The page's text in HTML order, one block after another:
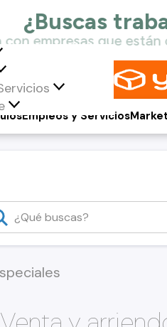
Empleos y Servicios